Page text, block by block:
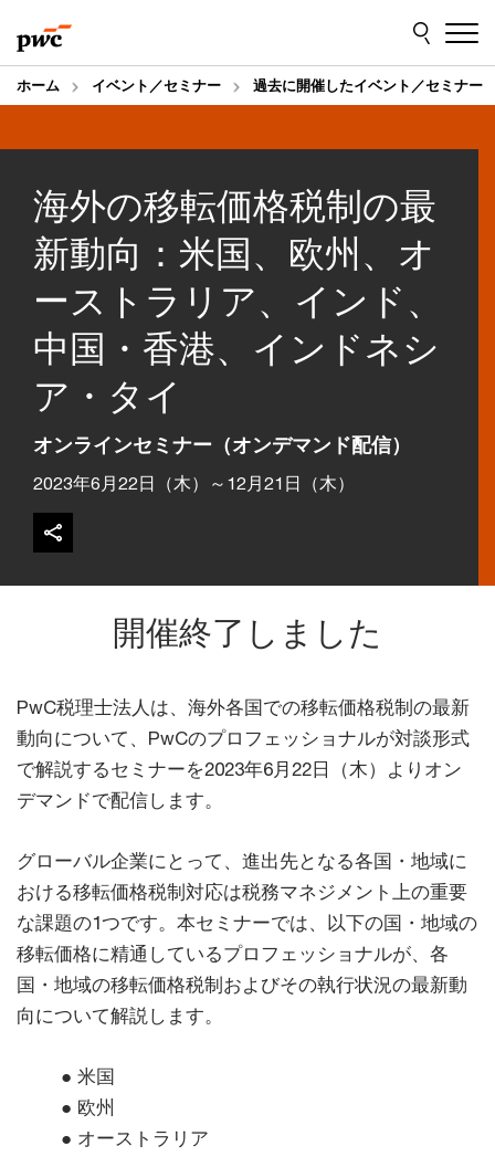
to
content
to
footer
ホーム イベント／セミナー 過去に開催したイベント／セミナー
海外の移転価格税制の最
新動向：米国、欧州、オ
ーストラリア、インド、
中国・香港、インドネシ
ア・タイ
オンラインセミナー（オンデマンド配信）
2023年6月22日（木）～12月21日（木）
開催終了しました
PwC税理⼠法⼈は、海外各国での移転価格税制の最新
動向について、PwCのプロフェッショナルが対談形式
で解説するセミナーを2023年6月22日（木）よりオン
デマンドで配信します。
グローバル企業にとって、進出先となる各国・地域に
おける移転価格税制対応は税務マネジメント上の重要
な課題の1つです。本セミナーでは、以下の国・地域の
移転価格に精通しているプロフェッショナルが、各
国・地域の移転価格税制およびその執行状況の最新動
向について解説します。
● 米国
● 欧州
● オーストラリア